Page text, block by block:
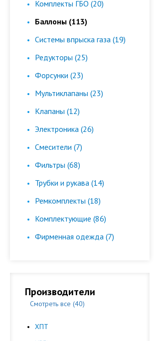
Комплекты ГБО (20)
Баллоны (113)
Cистемы впрыска газа (19)
Редукторы (25)
Форсунки (23)
Мультиклапаны (23)
Клапаны (12)
Электроника (26)
Смесители (7)
Фильтры (68)
Трубки и рукава (14)
Ремкомплекты (18)
Комплектующие (86)
Фирменная одежда (7)
Производители
Смотреть все (40)
ХПТ